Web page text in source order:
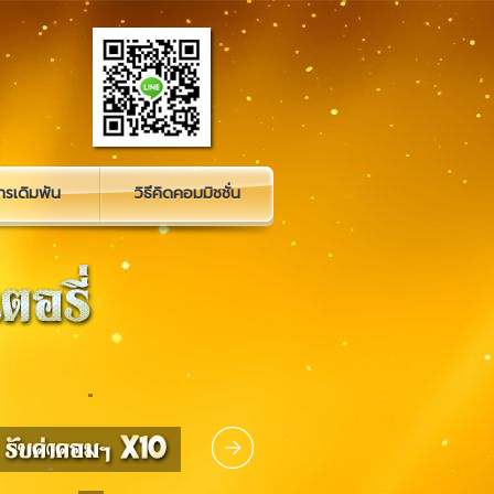
รเดิมพัน วิธีคิดคอมมิชชั่น